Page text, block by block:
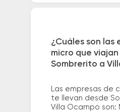
¿Cuáles son las
micro que viajan
Sombrerito a
Las empresas de
te llevan desde
Villa Ocampo son: